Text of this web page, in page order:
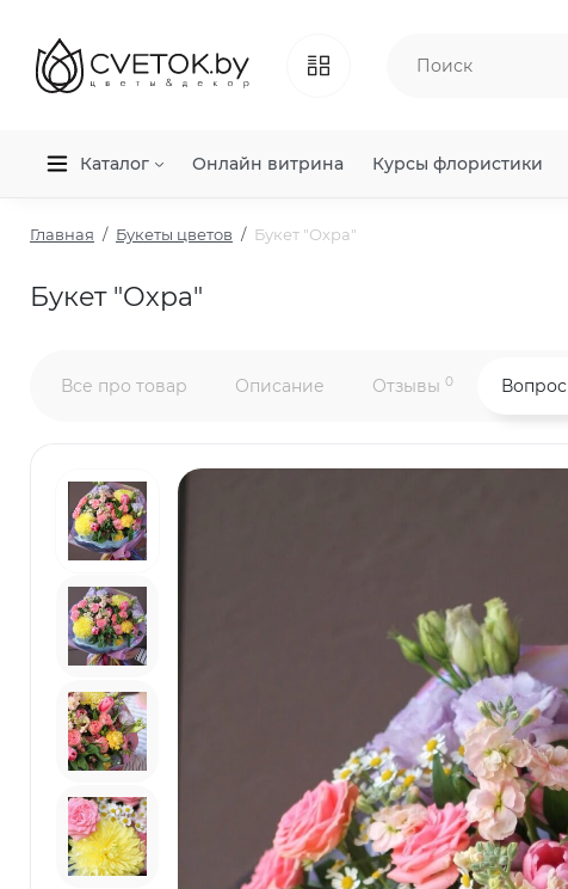
Каталог Онлайн витрина Курсы флористики
Главная Букеты цветов Букет "Охра"
Букет "Охра"
Все про товар Описание Отзывы 0